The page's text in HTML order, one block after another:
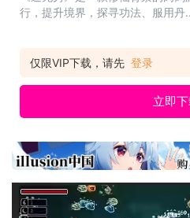
行，提升境界，探寻功法、服用丹
仅限VIP下载，请先 登录
立即